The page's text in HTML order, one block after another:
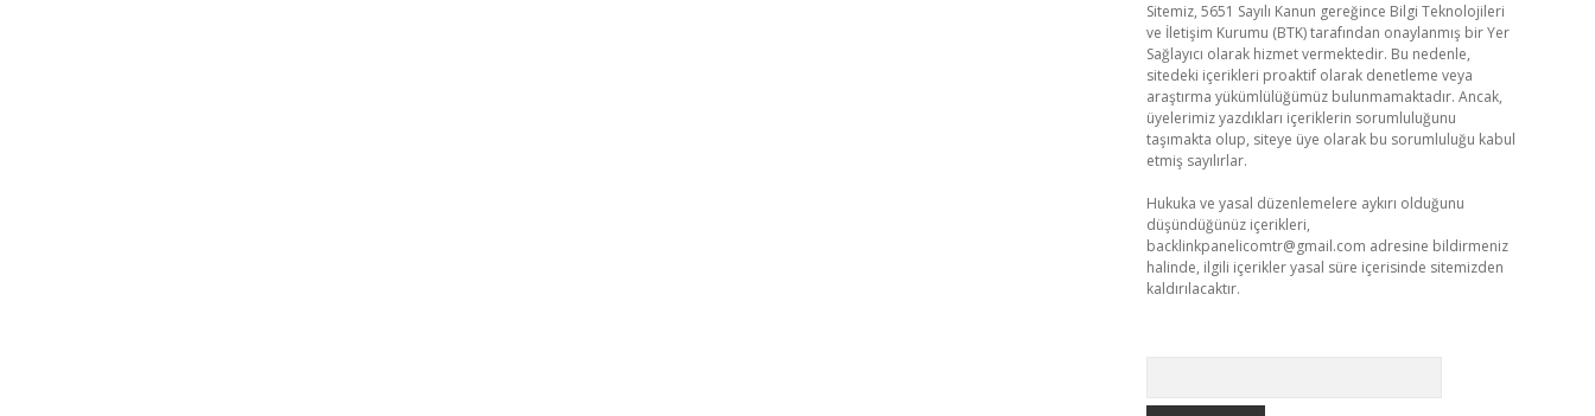
Sitemiz, 5651 Sayılı Kanun gereğince Bilgi Teknolojileri
ve İletişim Kurumu (BTK) tarafından onaylanmış bir Yer
Sağlayıcı olarak hizmet vermektedir. Bu nedenle,
sitedeki içerikleri proaktif olarak denetleme veya
araştırma yükümlülüğümüz bulunmamaktadır. Ancak,
üyelerimiz yazdıkları içeriklerin sorumluluğunu
taşımakta olup, siteye üye olarak bu sorumluluğu kabul
etmiş sayılırlar.
Hukuka ve yasal düzenlemelere aykırı olduğunu
düşündüğünüz içerikleri,
backlinkpanelicomtr@gmail.com adresine bildirmeniz
halinde, ilgili içerikler yasal süre içerisinde sitemizden
kaldırılacaktır.